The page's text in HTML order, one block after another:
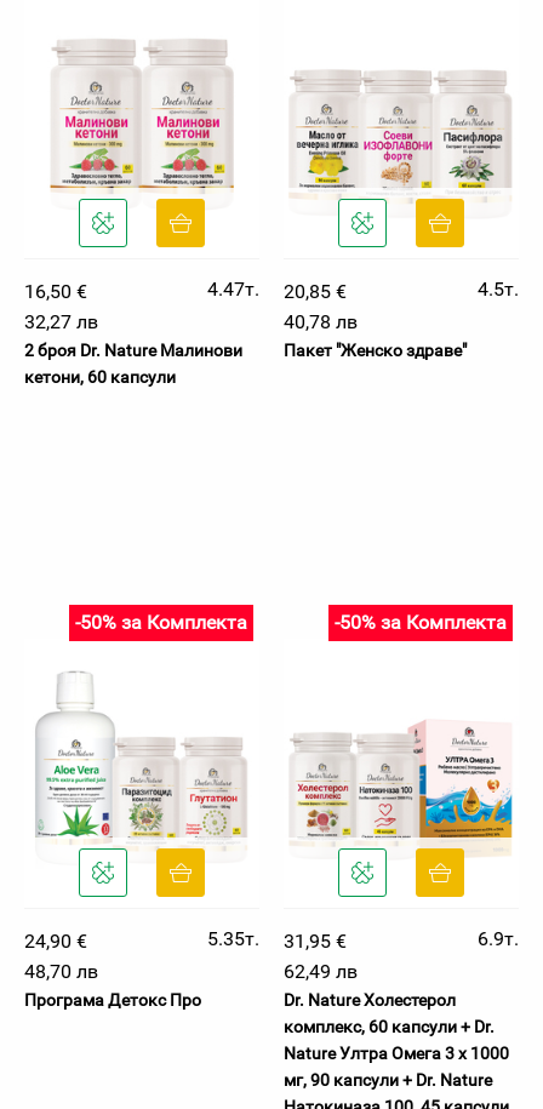
16,50 €
4.47т.
32,27 лв
2 броя Dr. Nature Малинови
кетони, 60 капсули
20,85 €
4.5т.
40,78 лв
Пакет "Женско здраве"
-50% за Комплекта
24,90 €
5.35т.
48,70 лв
Програма Детокс Про
-50% за Комплекта
31,95 €
6.9т.
62,49 лв
Dr. Nature Холестерол
комплекс, 60 капсули + Dr.
Nature Ултра Омега 3 х 1000
мг, 90 капсули + Dr. Nature